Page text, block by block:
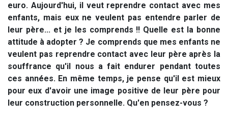
euro. Aujourd'hui, il veut reprendre contact avec mes
enfants, mais eux ne veulent pas entendre parler de
leur père... et je les comprends !! Quelle est la bonne
attitude à adopter ? Je comprends que mes enfants ne
veulent pas reprendre contact avec leur père après la
souffrance qu'il nous a fait endurer pendant toutes
ces années. En même temps, je pense qu'il est mieux
pour eux d'avoir une image positive de leur père pour
leur construction personnelle. Qu'en pensez-vous ?